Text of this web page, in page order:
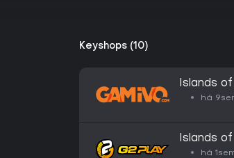
Keyshops (10)
Islands
há
Islands
há